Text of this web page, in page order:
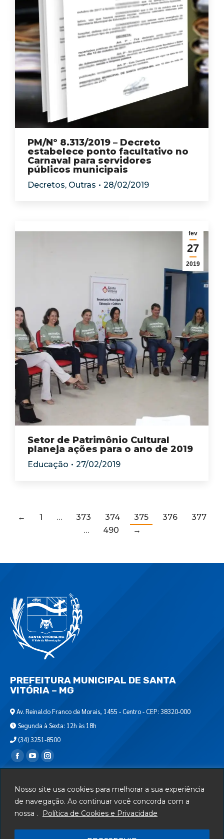
Nosso site usa cookies para melhorar a sua experiência
de navegação. Ao continuar você concorda com a
nossa .
Política de Cookies e Privacidade
PM/Nº 8.313/2019 – Decreto
estabelece ponto facultativo no
Carnaval para servidores
públicos municipais
Decretos, Outras 28/02/2019
fev
27
2019
Setor de Patrimônio Cultural
planeja ações para o ano de 2019
Educação 27/02/2019
← 1 … 373 374 375 376
377
…
490 →
PREFEITURA MUNICIPAL DE SANTA
VITÓRIA – MG
Av. Reinaldo Franco de Morais, 1455 - Centro - CEP: 38320-000
Segunda à Sexta: 12h às 18h
(34) 3251-8500
Encontre-nos em:
Departamento de T.I.
Serviços